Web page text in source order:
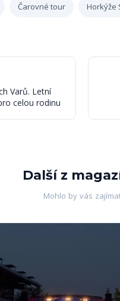
Čarovné tour Horkýže
Varů. Letní
celou rodinu
Další z
Mohlo by vás